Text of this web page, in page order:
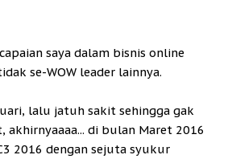
saya dalam bisnis online
se-WOW leader lainnya.
lalu jatuh sakit sehingga gak
akhirnyaaaa... di bulan Maret 2016
2016 dengan sejuta syukur